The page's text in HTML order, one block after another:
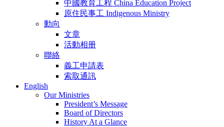
中國教育工程 China Education Project
原住民事工 Indigenous Ministry
動向
文章
活動相册
聯絡
義工申請表
索取通訊
English
Our Ministries
President’s Message
Board of Directors
History At a Glance